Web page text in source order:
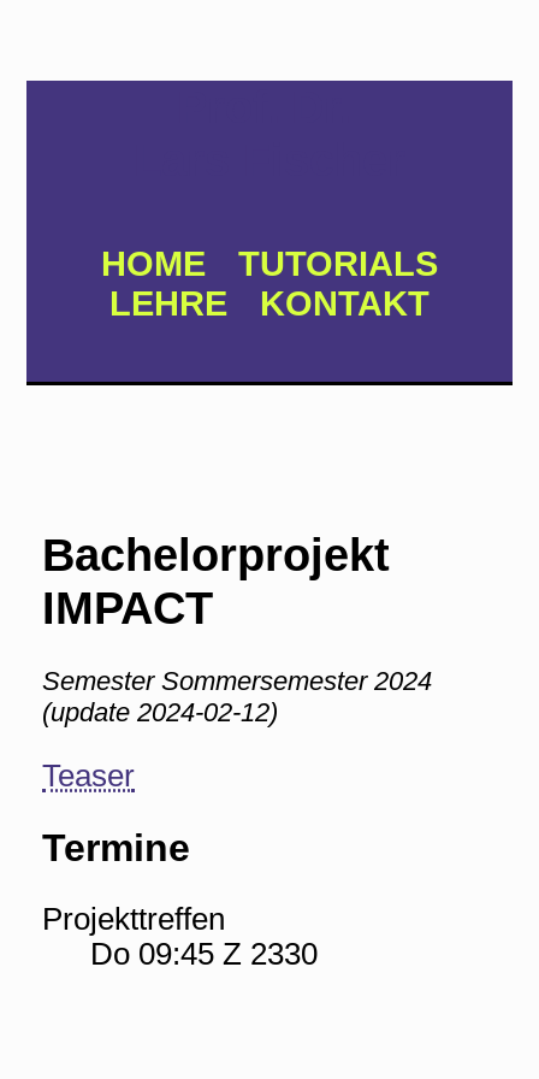
HOME
TUTORIALS
LEHRE
KONTAKT
Bachelorprojekt
IMPACT
Semester Sommersemester 2024
(update 2024-02-12)
Teaser
Termine
Projekttreffen
Do 09:45 Z 2330